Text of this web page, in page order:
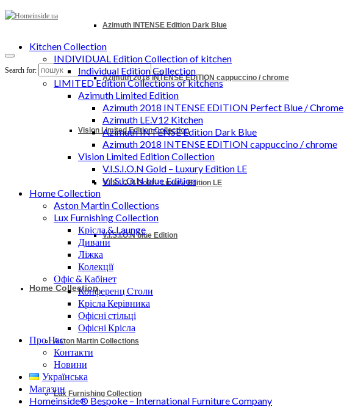
Azimuth INTENSE Edition Dark Blue
Azimuth 2018 INTENSE EDITION cappuccino / chrome
Vision Limited Edition Collection
V.I.S.I.O.N Gold – Luxury Edition LE
V.I.S.I.O.N blue Edition
Home Collection
Aston Martin Collections
Lux Furnishing Collection
Search for:
Kitchen Collection
INDIVIDUAL Edition Collection of kitchen
Individual Edition Collection
LIMITED Edition Collections of kitchens
Azimuth Limited Edition
Azimuth 2018 INTENSE EDITION Perfect Blue / Chrome
Azimuth LE.V12 Kitchen
Azimuth INTENSE Edition Dark Blue
Azimuth 2018 INTENSE EDITION cappuccino / chrome
Vision Limited Edition Collection
V.I.S.I.O.N Gold – Luxury Edition LE
V.I.S.I.O.N blue Edition
Home Collection
Aston Martin Collections
Lux Furnishing Collection
Крісла & Launge
Дивани
Ліжка
Колекції
Офіс & Кабінет
Конференц Столи
Крісла Керівника
Офісні стільці
Офісні Крісла
Про Нас
Контакти
Новини
Українська
Магазин
Homeinside® Bespoke – International Furniture Company